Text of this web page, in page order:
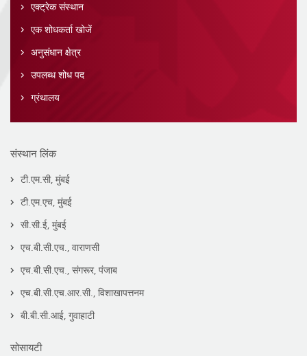
एक्ट्रेक संस्थान
एक शोधकर्ता खोजें
अनुसंधान क्षेत्र
उपलब्ध शोध पद
ग्रंथालय
संस्थान लिंक
टी.एम.सी, मुंबई
टी.एम.एच, मुंबई
सी.सी.ई, मुंबई
एच.बी.सी.एच., वाराणसी
एच.बी.सी.एच., संगरूर, पंजाब
एच.बी.सी.एच.आर.सी., विशाखापत्तनम
बी.बी.सी.आई, गुवाहाटी
सोसायटी